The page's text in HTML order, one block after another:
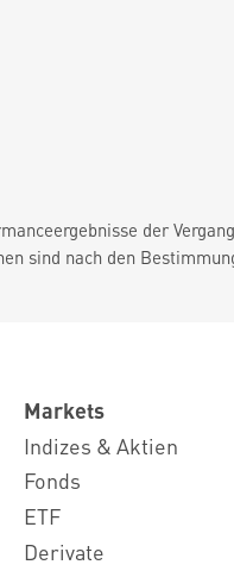
der
sind nach den
Markets
Indizes & Aktien
Fonds
ETF
Derivate